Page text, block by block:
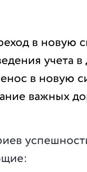
в новую
учета
в новую
важных